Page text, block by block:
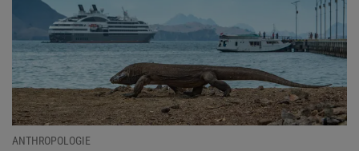
ANTHROPOLOGIE